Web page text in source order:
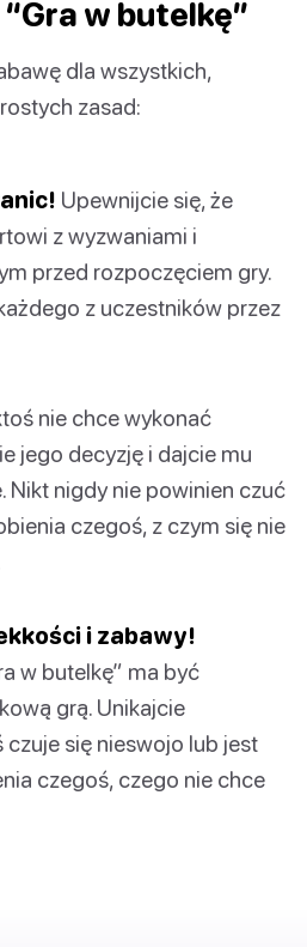
w butelkę”
dla wszystkich,
zasad:
Upewnijcie się, że
z wyzwaniami i
przed rozpoczęciem gry.
z uczestników przez
nie chce wykonać
jego decyzję i dajcie mu
Nikt nigdy nie powinien czuć
czegoś, z czym się nie
i zabawy!
w butelkę” ma być
grą. Unikajcie
czuje się nieswojo lub jest
czegoś, czego nie chce